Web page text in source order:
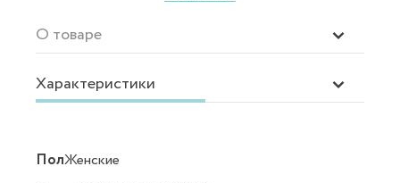
О товаре
Характеристики
ПолЖенские